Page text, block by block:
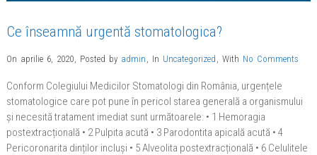
Ce înseamnă urgentă stomatologica?
On aprilie 6, 2020, Posted by admin , In Uncategorized , With No Comments
Conform Colegiului Medicilor Stomatologi din România, urgențele
stomatologice care pot pune în pericol starea generală a organismului
și necesită tratament imediat sunt următoarele: • 1 Hemoragia
postextracțională • 2 Pulpita acută • 3 Parodontita apicală acută • 4
Pericoronarita dinților incluși • 5 Alveolita postextracțională • 6 Celulitele